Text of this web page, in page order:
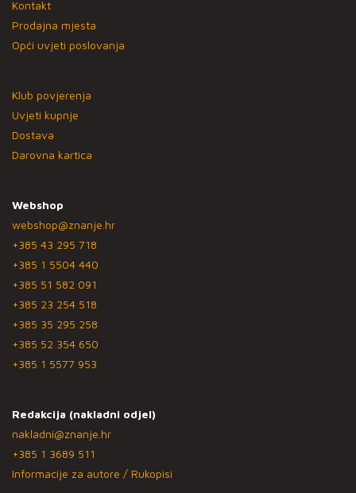
Kontakt
Prodajna mjesta
Opći uvjeti poslovanja
Klub povjerenja
Uvjeti kupnje
Dostava
Darovna kartica
Webshop
webshop@znanje.hr
+385 43 295 718
+385 1 5504 440
+385 51 582 091
+385 23 254 518
+385 35 295 258
+385 52 354 650
+385 1 5577 953
Redakcija (nakladni odjel)
nakladni@znanje.hr
+385 1 3689 511
Informacije za autore / Rukopisi